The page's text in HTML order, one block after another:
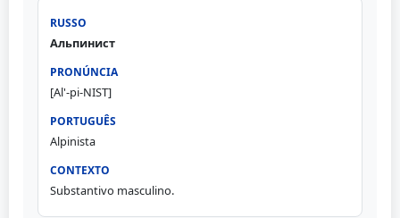
Альпинист
[Al'-pi-NIST]
Alpinista
Substantivo masculino.